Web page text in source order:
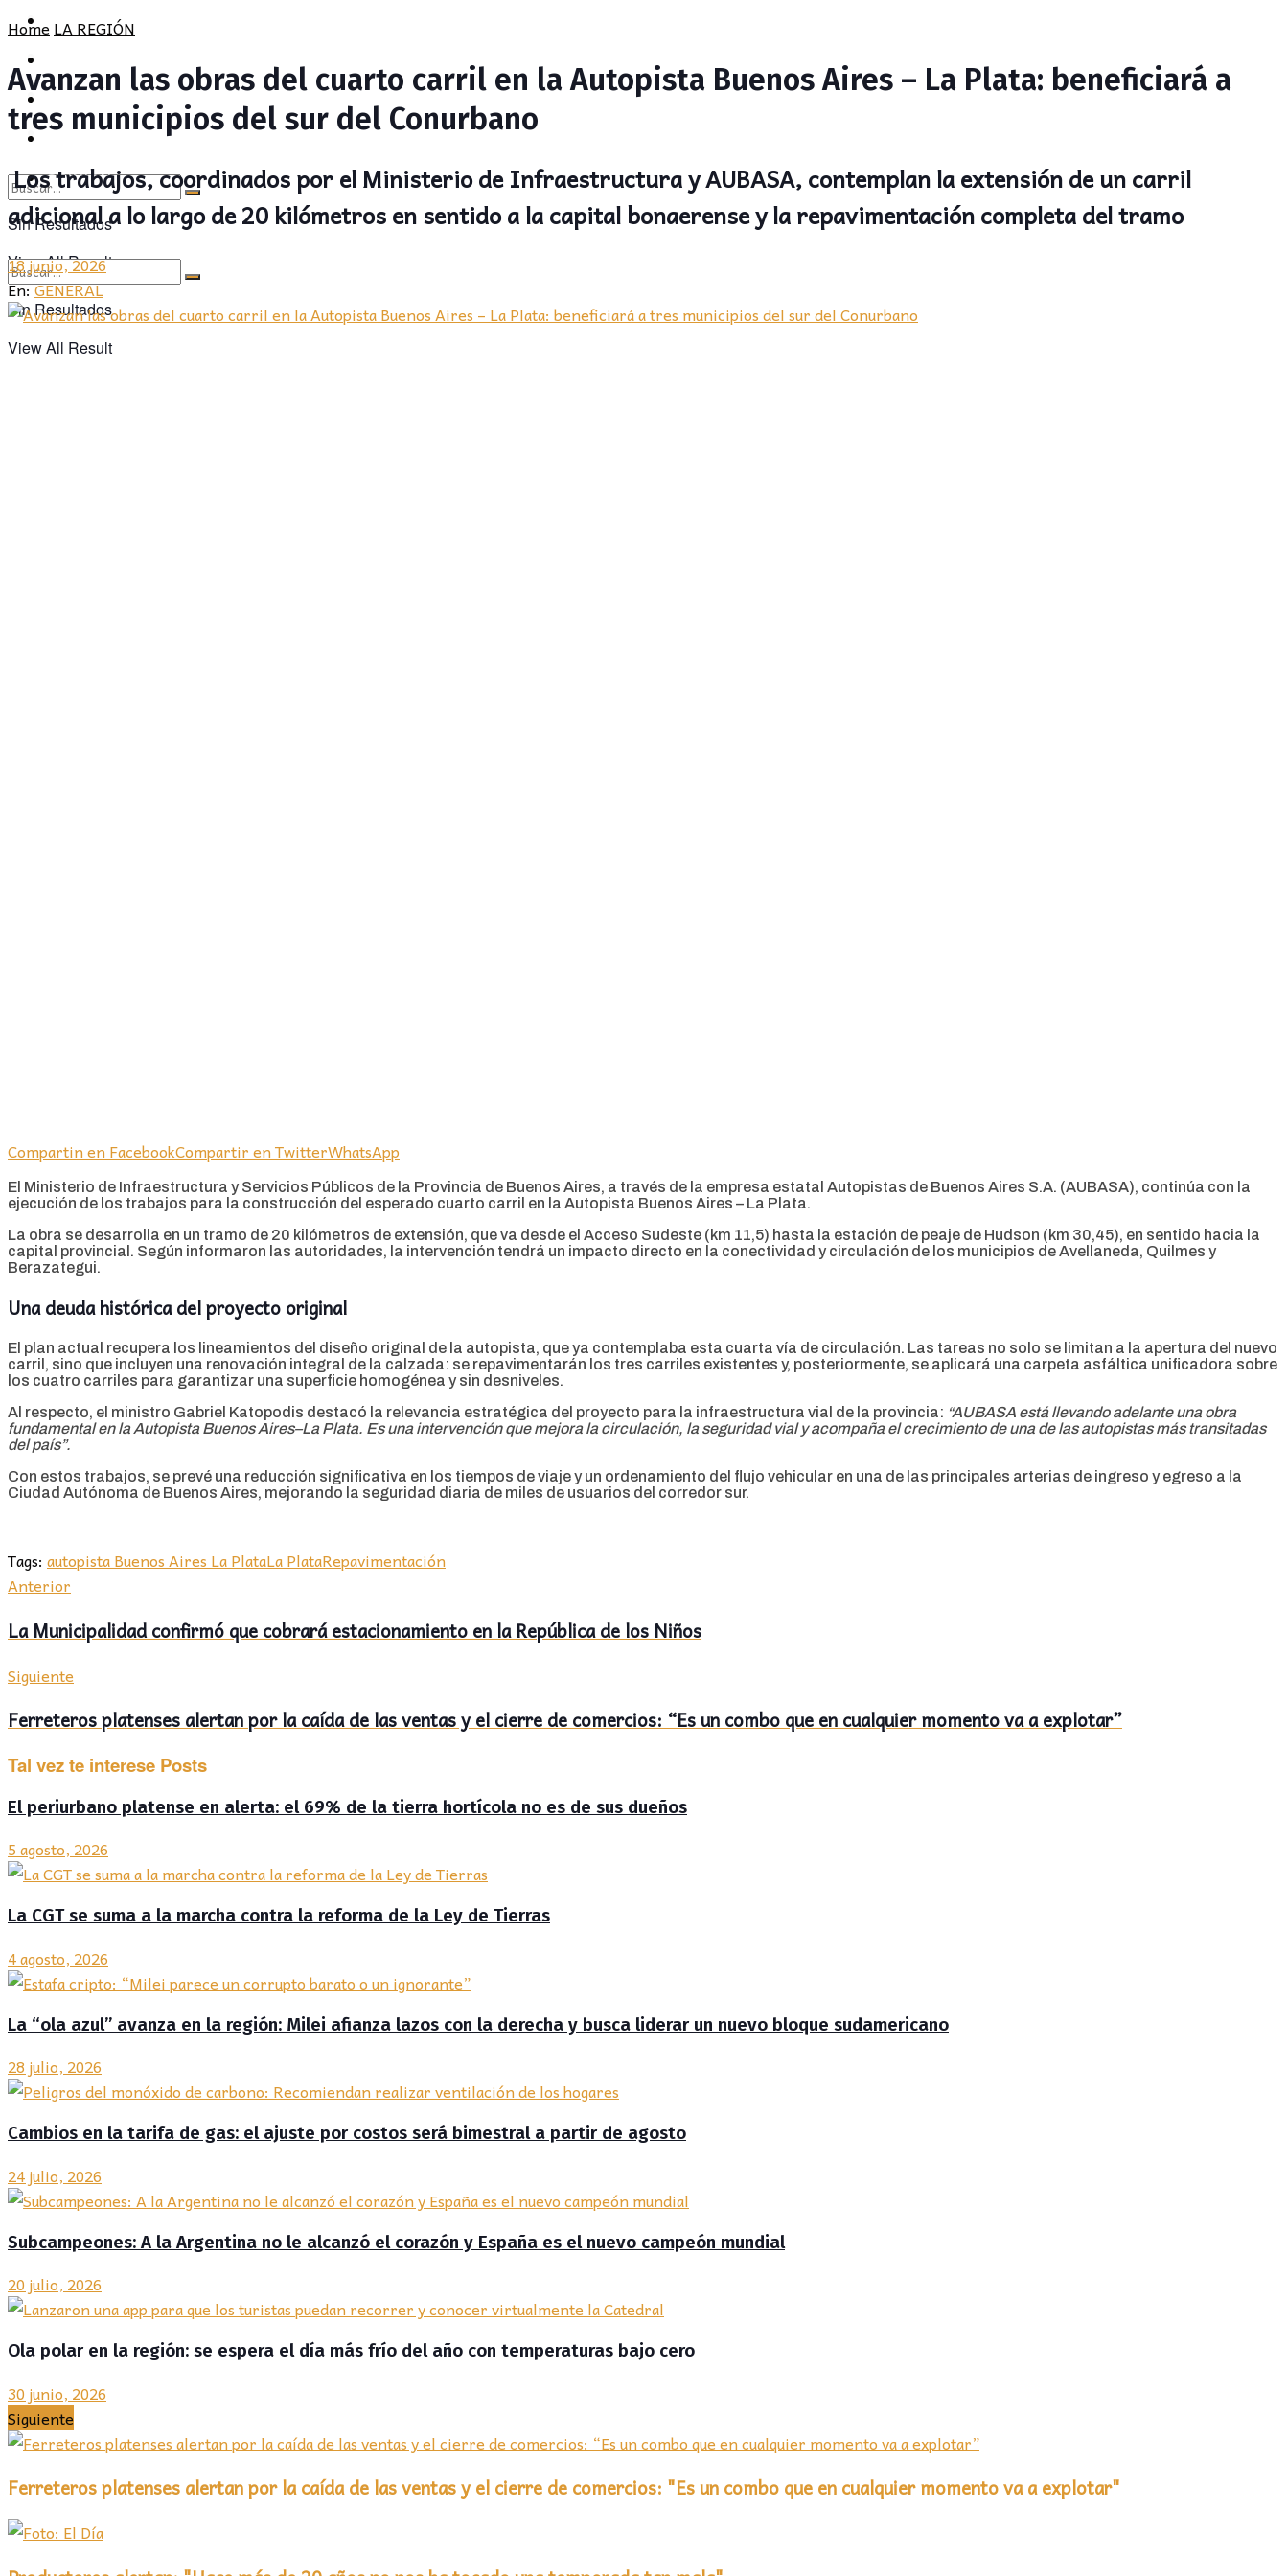
POLÍTICA
CULTURA
OPINIÓN
Sin Resultados
View All Result
PROVINCIA
OPINIÓN
Sin Resultados
View All Result
HomeLA REGIÓN
Avanzan las obras del cuarto carril en la Autopista Buenos Aires – La Plata: beneficiará a
tres municipios del sur del Conurbano
Los trabajos, coordinados por el Ministerio de Infraestructura y AUBASA, contemplan la extensión de un carril
adicional a lo largo de 20 kilómetros en sentido a la capital bonaerense y la repavimentación completa del tramo
18 junio, 2026
En:GENERAL
Compartin en FacebookCompartir en TwitterWhatsApp
El Ministerio de Infraestructura y Servicios Públicos de la Provincia de Buenos Aires, a través de la empresa estatal Autopistas de Buenos Aires S.A. (AUBASA), continúa con la
ejecución de los trabajos para la construcción del esperado cuarto carril en la Autopista Buenos Aires – La Plata.
La obra se desarrolla en un tramo de 20 kilómetros de extensión, que va desde el Acceso Sudeste (km 11,5) hasta la estación de peaje de Hudson (km 30,45), en sentido hacia la
capital provincial. Según informaron las autoridades, la intervención tendrá un impacto directo en la conectividad y circulación de los municipios de Avellaneda, Quilmes y
Berazategui.
Una deuda histórica del proyecto original
El plan actual recupera los lineamientos del diseño original de la autopista, que ya contemplaba esta cuarta vía de circulación. Las tareas no solo se limitan a la apertura del nuevo
carril, sino que incluyen una renovación integral de la calzada: se repavimentarán los tres carriles existentes y, posteriormente, se aplicará una carpeta asfáltica unificadora sobre
los cuatro carriles para garantizar una superficie homogénea y sin desniveles.
Al respecto, el ministro Gabriel Katopodis destacó la relevancia estratégica del proyecto para la infraestructura vial de la provincia: “AUBASA está llevando adelante una obra
fundamental en la Autopista Buenos Aires–La Plata. Es una intervención que mejora la circulación, la seguridad vial y acompaña el crecimiento de una de las autopistas más transitadas
del país”.
Con estos trabajos, se prevé una reducción significativa en los tiempos de viaje y un ordenamiento del flujo vehicular en una de las principales arterias de ingreso y egreso a la
Ciudad Autónoma de Buenos Aires, mejorando la seguridad diaria de miles de usuarios del corredor sur.
Tags: autopista Buenos Aires La PlataLa PlataRepavimentación
Anterior
La Municipalidad confirmó que cobrará estacionamiento en la República de los Niños
Siguiente
Ferreteros platenses alertan por la caída de las ventas y el cierre de comercios: “Es un combo que en cualquier momento va a explotar”
Tal vez te interese Posts
El periurbano platense en alerta: el 69% de la tierra hortícola no es de sus dueños
5 agosto, 2026
La CGT se suma a la marcha contra la reforma de la Ley de Tierras
4 agosto, 2026
La “ola azul” avanza en la región: Milei afianza lazos con la derecha y busca liderar un nuevo bloque sudamericano
28 julio, 2026
Cambios en la tarifa de gas: el ajuste por costos será bimestral a partir de agosto
24 julio, 2026
Subcampeones: A la Argentina no le alcanzó el corazón y España es el nuevo campeón mundial
20 julio, 2026
Ola polar en la región: se espera el día más frío del año con temperaturas bajo cero
30 junio, 2026
Siguiente
Ferreteros platenses alertan por la caída de las ventas y el cierre de comercios: "Es un combo que en cualquier momento va a explotar"